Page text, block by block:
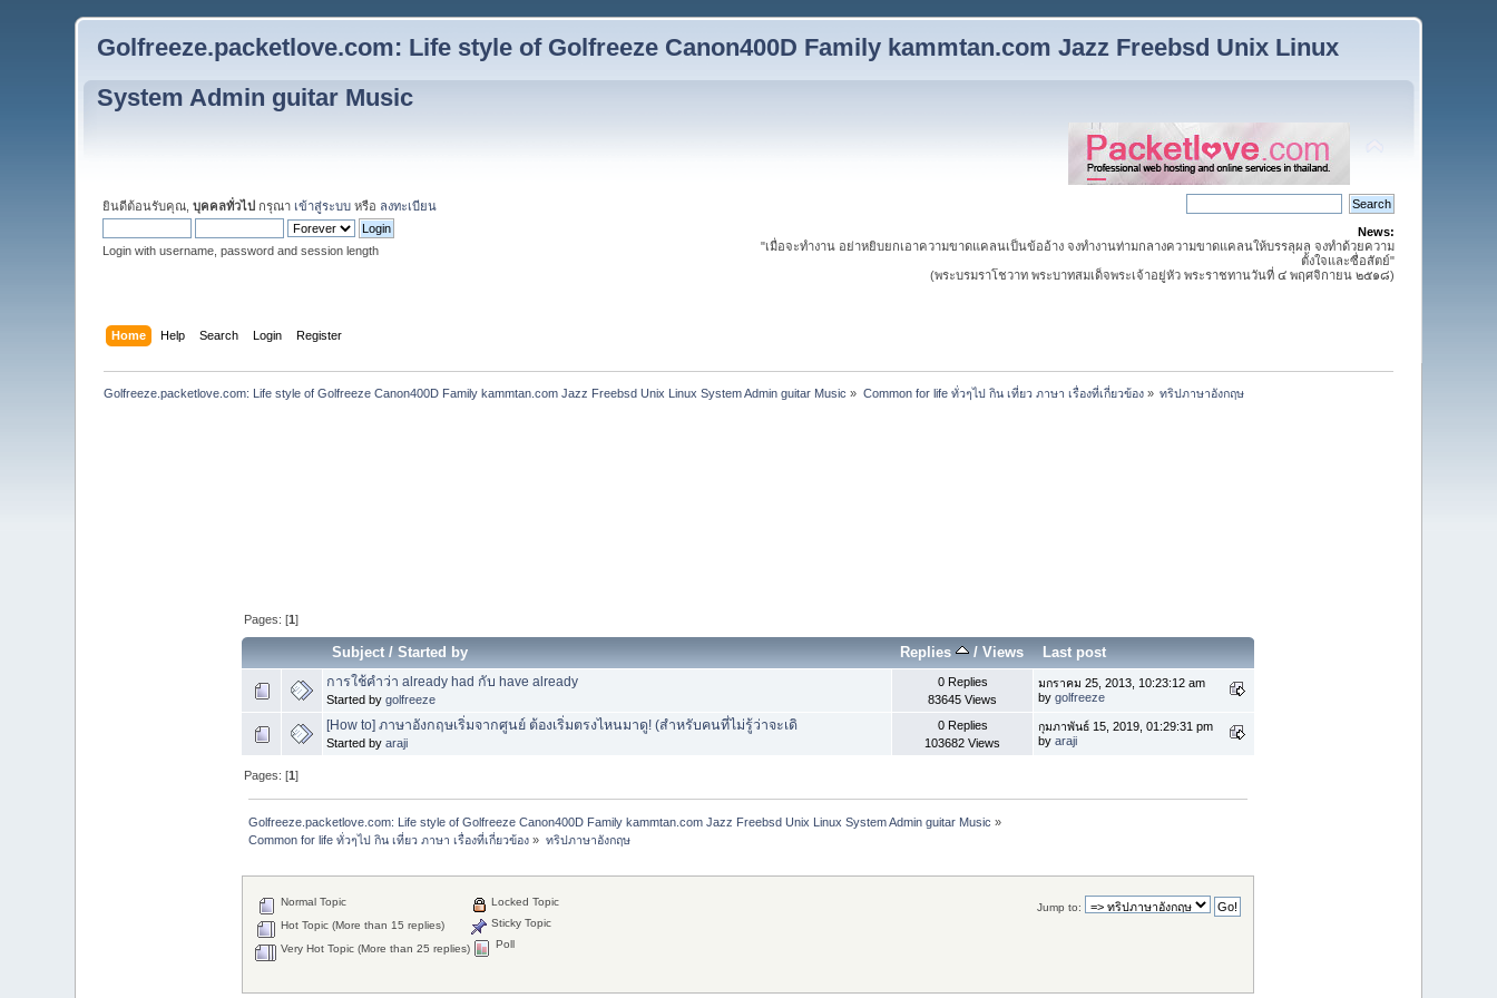
Golfreeze.packetlove.com: Life style of Golfreeze Canon400D Family kammtan.com Jazz Freebsd Unix Linux
System Admin guitar Music
ยินดีต้อนรับคุณ,บุคคลทั่วไป กรุณา เข้าสู่ระบบ หรือ ลงทะเบียน
Login with username, password and session length
News:
"เมื่อจะทำงาน อย่าหยิบยกเอาความขาดแคลนเป็นข้ออ้าง จงทำงานท่ามกลางความขาดแคลนให้บรรลุผล จงทำด้วยความ
ตั้งใจและซื่อสัตย์"
(พระบรมราโชวาท พระบาทสมเด็จพระเจ้าอยู่หัว พระราชทานวันที่ ๔ พฤศจิกายน ๒๕๑๘)
Home Help Search Login Register
Golfreeze.packetlove.com: Life style of Golfreeze Canon400D Family kammtan.com Jazz Freebsd Unix Linux System Admin guitar Music » Common for life ทั่วๆไป กิน เที่ยว ภาษา เรื่องที่เกี่ยวข้อง» ทริปภาษาอังกฤษ
Pages: [1]
Subject/Started by Replies /Views Last post
การใช้คำว่า already had กับ have already
Started bygolfreeze
0 Replies
83645 Views
มกราคม 25, 2013, 10:23:12 am
bygolfreeze
[How to] ภาษาอังกฤษเริ่มจากศูนย์ ต้องเริ่มตรงไหนมาดู! (สำหรับคนที่ไม่รู้ว่าจะเดิ
Started byaraji
0 Replies
103682 Views
กุมภาพันธ์ 15, 2019, 01:29:31 pm
byaraji
Pages: [1]
Golfreeze.packetlove.com: Life style of Golfreeze Canon400D Family kammtan.com Jazz Freebsd Unix Linux System Admin guitar Music »
Common for life ทั่วๆไป กิน เที่ยว ภาษา เรื่องที่เกี่ยวข้อง » ทริปภาษาอังกฤษ
Jump to:
Normal Topic
Hot Topic (More than 15 replies)
Very Hot Topic (More than 25 replies)
Locked Topic
Sticky Topic
Poll